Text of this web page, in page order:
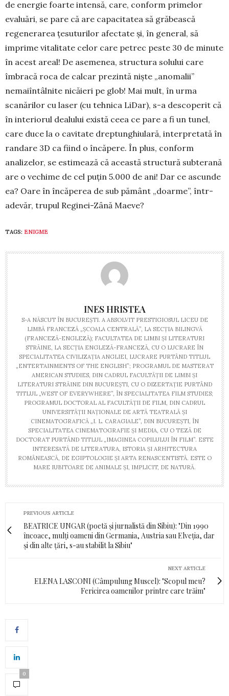
de energie foarte intensă, care, conform primelor
evaluări, se pare că are capacitatea să grăbească
regenerarea țesuturilor afectate și, în general, să
imprime vitalitate celor care petrec peste 30 de minute
în acest areal! De aseme­nea, structura solului care
îmbracă roca de calcar prezintă niște „anomalii”
nemaiîntâlnite nicăieri pe glob! Mai mult, în urma
scanărilor cu laser (cu teh­nica LiDar), s-a descoperit că
în interiorul dealului există ceea ce pare a fi un tunel,
care duce la o cavitate dreptun­ghiulară, interpretată în
randare 3D ca fiind o încă­pere. În plus, conform
analizelor, se estimează că această structură subterană
are o ve­chime de cel puțin 5.000 de ani! Dar ce ascunde
ea? Oare în în­căperea de sub pământ „doarme”, în­tr-
adevăr, trupul Re­ginei-Zână Maeve?
TAGS: ENIGME
INES HRISTEA
S-A NĂSCUT ÎN BUCUREŞTI. A ABSOLVIT PRESTIGIOSUL LICEU DE
LIMBĂ FRANCEZĂ „ŞCOALA CENTRALĂ”, LA SECŢIA BILINGVĂ
(FRANCEZĂ-ENGLEZĂ); FACULTATEA DE LIMBI ŞI LITERATURI
STRĂINE, LA SECŢIA ENGLEZĂ-FRANCEZĂ, CU O LUCRARE ÎN
SPECIALITATEA CIVILIZAŢIA ANGLIEI, LUCRARE PURTÂND TITLUL
„ENTERTAINMENTS OF THE ENGLISH”; PROGRAMUL DE MASTERAT
AMERICAN STUDIES, DIN CADRUL FACULTĂŢII DE LIMBI ŞI
LITERATURI STRĂINE DIN BUCUREŞTI, CU O DIZERTAŢIE PURTÂND
TITLUL „WEST OF EVERYWHERE”, ÎN SPECIALITATEA FILM STUDIES;
PROGRAMUL DOCTORAL AL FACULTĂŢII DE FILM, DIN CADRUL
UNIVERSITĂŢII NAŢIONALE DE ARTĂ TEATRALĂ ŞI
CINEMATOGRAFICĂ „I. L. CARAGIALE”, DIN BUCUREŞTI, ÎN
SPECIALITATEA CINEMATOGRAFIE ŞI MEDIA, CU O TEZĂ DE
DOCTORAT PURTÂND TITLUL „IMAGINEA COPILULUI ÎN FILM”. ESTE
INTERESATĂ DE LITERATURA, ISTORIA ŞI ARHITECTURA
ROMÂNEASCĂ, DE EGIPTOLOGIE ŞI ARTA RENASCENTISTĂ. ESTE O
MARE IUBITOARE DE ANIMALE ŞI, IMPLICIT, DE NATURĂ.
PREVIOUS ARTICLE
BEATRICE UNGAR (poetă și jurnalistă din Sibiu): "Din 1990
încoace, mulți oameni din Germania, Austria sau Elveția, dar
și din alte țări, s-au stabilit la Sibiu"
NEXT ARTICLE
ELENA LASCONI (Câmpulung Muscel): "Scopul meu?
Fericirea oamenilor printre care trăim"
0